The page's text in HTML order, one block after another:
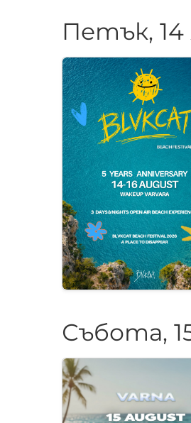
Петък,
Събота,